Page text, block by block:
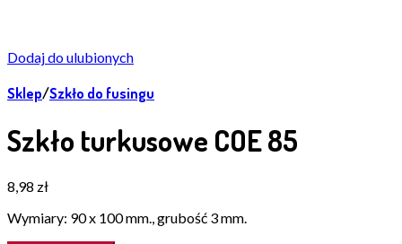
Dodaj do ulubionych
Sklep/Szkło do fusingu
Szkło turkusowe COE 85
8,98 zł
Wymiary: 90 x 100 mm., grubość 3 mm.